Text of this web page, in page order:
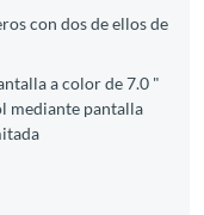
con dos de ellos de
a color de 7.0 "
mediante pantalla